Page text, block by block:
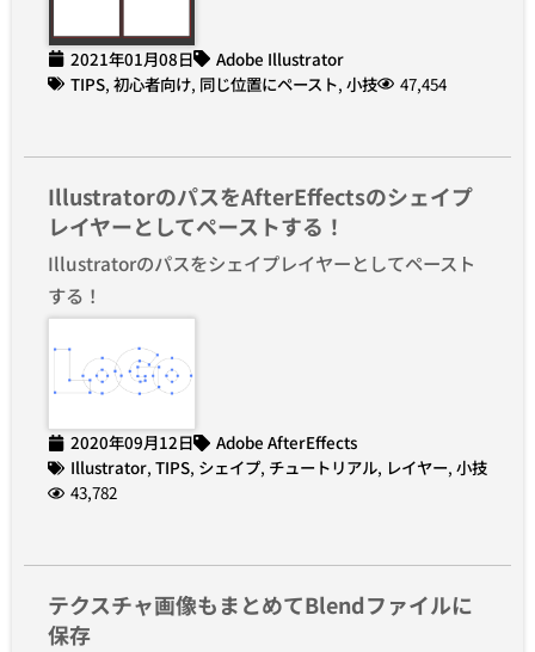
2021年01月08日
Adobe Illustrator
TIPS, 初心者向け, 同じ位置にペースト, 小技 47,454
IllustratorのパスをAfterEffectsのシェイプ
レイヤーとしてペーストする！
Illustratorのパスをシェイプレイヤーとしてペースト
する！
2020年09月12日
Adobe AfterEffects
Illustrator, TIPS, シェイプ, チュートリアル, レイヤー, 小技
43,782
テクスチャ画像もまとめてBlendファイルに
保存